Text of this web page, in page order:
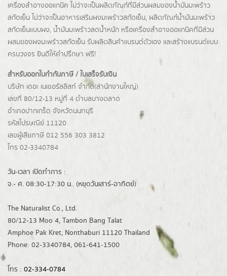
เครื่องสำอางออแกนิค ไม่ว่าจะเป็นผลิตภัณฑ์ที่มีส่วนผสมของน้ำมันมะพร้าว
สกัดเย็น ไม่ว่าจะเป็นอาหารเสริมผงมะพร้าวสกัดเย็น, ผลิตภัณฑ์น้ำมันมะพร้าว
สกัดเย็นแบบผง, น้ำมันมะพร้าวลดน้ำหนัก หรือเครื่องสำอางออแกนิคที่มีส่วน
ผสมของผงมะพร้าวสกัดเย็น รับผลิตสินค้าแบรนด์ตัวเอง และสร้างแบรนด์แบบ
ครบวงจร ยินดีให้คำปรึกษา ฟรี!
สำหรับออกใบกำกับภาษี / ใบเสร็จรับเงิน
บริษัท เดอะ เนเชอรัลลิสท์ จำกัด(ส่านักงานใหญ่)
เลขที่ 80/12-13 หมู่ที่ 4 ตำบลบางตลาด
อำเภอปากเกร็ด จังหวัดนนทบุรี
รหัสไปรษณีย์ 11120
เลขผู้เสียภาษี 012 556 303 3812
โทร 02-3340784
วัน-เวลา เปิดทำการ :
จ.- ศ. 08:30-17:30 น.. (หยุดวันเสาร์-อาทิตย์)
The Naturalist Co., Ltd.
80/12-13 Moo 4, Tambon Bang Talat
Amphoe Pak Kret, Nonthaburi 11120 Thailand
Phone: 02-3340784, 061-641-1500
โทร : 02-334-0784